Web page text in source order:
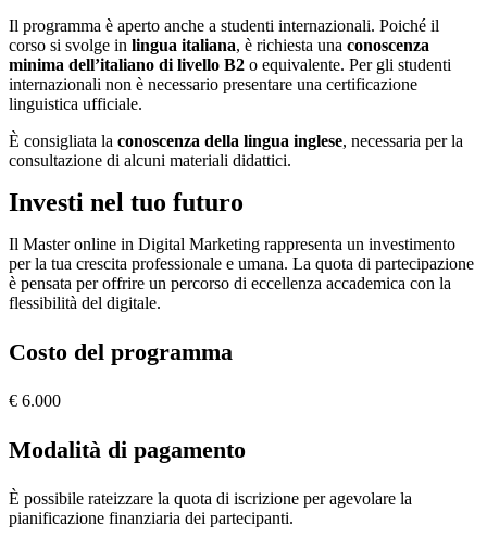
Il programma è aperto anche a studenti internazionali. Poiché il
corso si svolge in lingua italiana, è richiesta una conoscenza
minima dell’italiano di livello B2 o equivalente. Per gli studenti
internazionali non è necessario presentare una certificazione
linguistica ufficiale.
È consigliata la conoscenza della lingua inglese, necessaria per la
consultazione di alcuni materiali didattici.
Investi nel tuo futuro
Il Master online in Digital Marketing rappresenta un investimento
per la tua crescita professionale e umana. La quota di partecipazione
è pensata per offrire un percorso di eccellenza accademica con la
flessibilità del digitale.
Costo del programma
€ 6.000
Modalità di pagamento
È possibile rateizzare la quota di iscrizione per agevolare la
pianificazione finanziaria dei partecipanti.